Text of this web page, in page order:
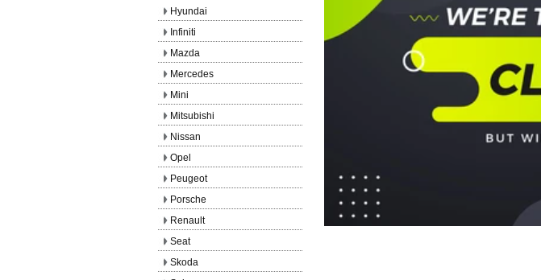
Hyundai
Infiniti
Mazda
Mercedes
Mini
Mitsubishi
Nissan
Opel
Peugeot
Porsche
Renault
Seat
Skoda